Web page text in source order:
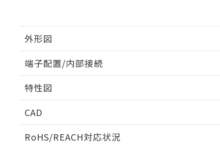
外形図
端子配置/内部接続
特性図
CAD
RoHS/REACH対応状況